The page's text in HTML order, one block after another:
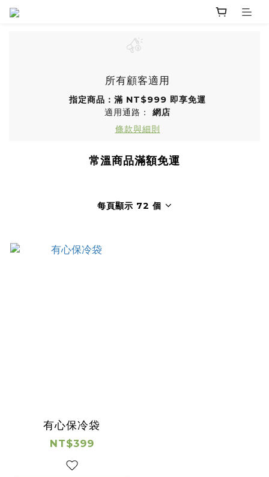
所有顧客適用
指定商品：滿 NT$999 即享免運
適用通路： 網店
條款與細則
常溫商品滿額免運
每頁顯示 72 個
有心保冷袋
NT$399